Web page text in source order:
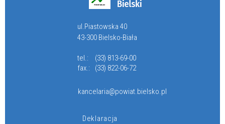
ul.Piastowska 40
43-300 Bielsko-Biała
tel.:
(33) 813-69-00
fax.:
(33) 822-06-72
kancelaria@powiat.bielsko.pl
Deklaracja